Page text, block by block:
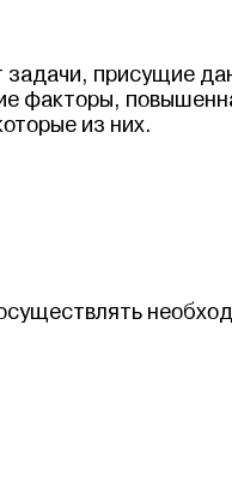
присущие
факторы,
из них.